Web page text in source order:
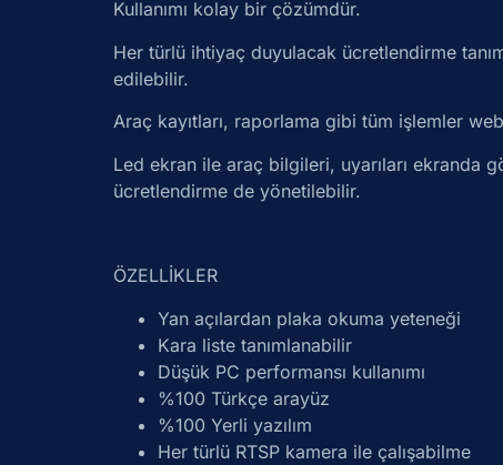
Kullanımı kolay bir çözümdür.
Her türlü ihtiyaç duyulacak ücretlendirme
edilebilir.
Araç kayıtları, raporlama gibi tüm işlemler
Led ekran ile araç bilgileri, uyarıları ekranda
ücretlendirme de yönetilebilir.
ÖZELLİKLER
Yan açılardan plaka okuma yeteneği
Kara liste tanımlanabilir
Düşük PC performansı kullanımı
%100 Türkçe arayüz
%100 Yerli yazılım
Her türlü RTSP kamera ile çalışabilme